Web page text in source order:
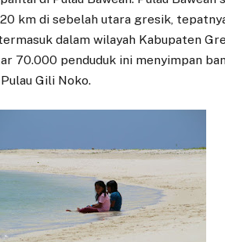
km di sebelah utara gresik,
dalam wilayah Kabupaten
70.000 penduduk ini menyimpan
Gili Noko.